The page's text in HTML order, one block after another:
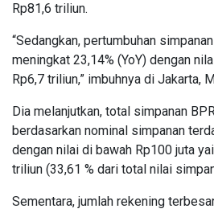
Rp81,6 triliun.
“Sedangkan, pertumbuhan
meningkat 23,14% (YoY) dengan
Rp6,7 triliun,” imbuhnya di Jakarta,
Dia melanjutkan, total simpanan
berdasarkan nominal simpanan
dengan nilai di bawah Rp100 juta
triliun (33,61 % dari total nilai
Sementara, jumlah rekening